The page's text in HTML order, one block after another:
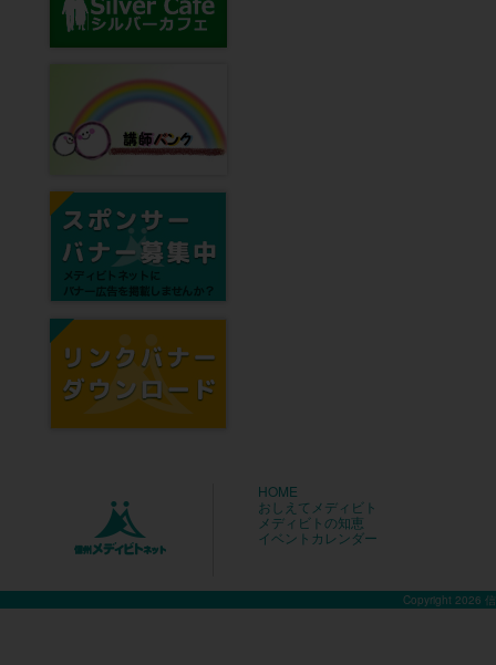
HOME
おしえてメディビト
メディビトの知恵
イベントカレンダー
Copyright 2026